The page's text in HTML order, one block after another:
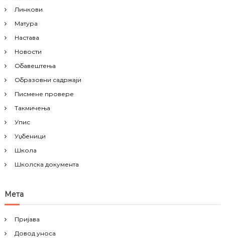
Линкови
Матура
Настава
Новости
Обавештења
Образовни садржаји
Писмене провере
Такмичења
Упис
Уџбеници
Школа
Школска документа
Мета
Пријава
Довод уноса